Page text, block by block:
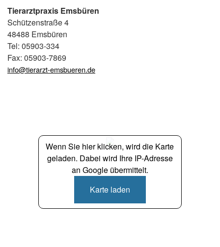
Tierarztpraxis Emsbüren
Schützenstraße 4
48488 Emsbüren
Tel: 05903-334
Fax: 05903-7869
info@tierarzt-emsbueren.de
Wenn Sie hier klicken, wird die Karte
geladen. Dabei wird Ihre IP-Adresse
an Google übermittelt.
Karte laden